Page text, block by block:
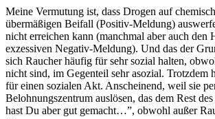
Meine Vermutung ist, dass Drogen auf
übermäßigen Beifall (Positiv-Meldung)
nicht erreichen kann (manchmal aber auch den
exzessiven Negativ-Meldung). Und das der
sich Raucher häufig für sehr sozial halten,
nicht sind, im Gegenteil sehr asozial. Trotzdem
für einen sozialen Akt. Anscheinend, weil sie
Belohnungszentrum auslösen, das dem Rest
hast Du aber gut gemacht…”, obwohl außer